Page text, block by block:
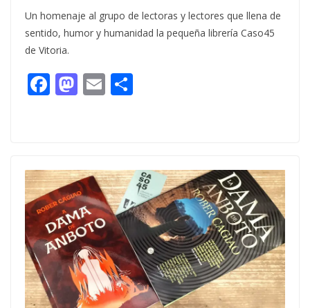
Un homenaje al grupo de lectoras y lectores que llena de
sentido, humor y humanidad la pequeña librería Caso45
de Vitoria.
F
o
o
k
M
o
n
E
ar
ti
r